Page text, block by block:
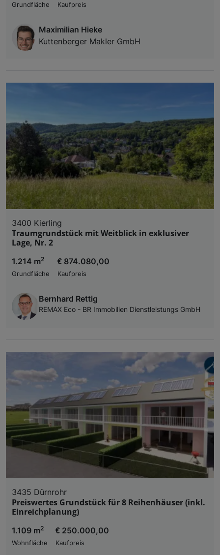
Grundfläche
Kaufpreis
Maximilian Hieke
Kuttenberger Makler GmbH
3400 Kierling
Traumgrundstück mit Weitblick in exklusiver
Lage, Nr. 2
1.214 m2
Grundfläche
€ 874.080,00
Kaufpreis
Bernhard Rettig
REMAX Eco - BR Immobilien Dienstleistungs GmbH
3435 Dürnrohr
Preiswertes Grundstück für 8 Reihenhäuser (inkl.
Einreichplanung)
1.109 m2
Wohnfläche
€ 250.000,00
Kaufpreis